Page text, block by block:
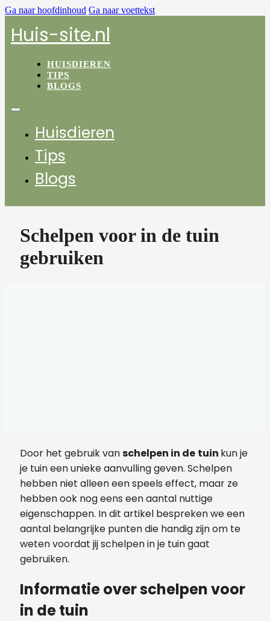
Ga naar hoofdinhoud Ga naar voettekst
Huis-site.nl
HUISDIEREN
TIPS
BLOGS
Huisdieren
Tips
Blogs
Schelpen voor in de tuin
gebruiken
Door het gebruik vanschelpen in de tuin kun je
je tuin een unieke aanvulling geven. Schelpen
hebben niet alleen een speels effect, maar ze
hebben ook nog eens een aantal nuttige
eigenschappen. In dit artikel bespreken we een
aantal belangrijke punten die handig zijn om te
weten voordat jij schelpen in je tuin gaat
gebruiken.
Informatie over schelpen voor
in de tuin